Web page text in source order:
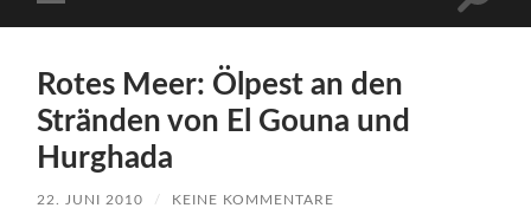
Menü
Rotes Meer: Ölpest an den
Stränden von El Gouna und
Hurghada
22. JUNI 2010 / KEINE KOMMENTARE